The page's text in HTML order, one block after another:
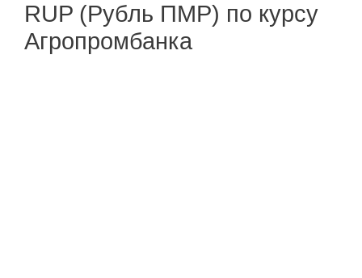
RUP (Рубль ПМР) по курсу
Агропромбанка